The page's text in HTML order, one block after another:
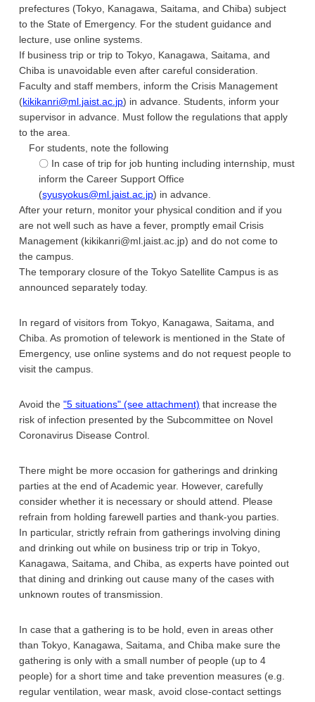
prefectures (Tokyo, Kanagawa, Saitama, and Chiba) subject
to the State of Emergency. For the student guidance and
lecture, use online systems.
If business trip or trip to Tokyo, Kanagawa, Saitama, and
Chiba is unavoidable even after careful consideration.
Faculty and staff members, inform the Crisis Management
(kikikanri@ml.jaist.ac.jp) in advance. Students, inform your
supervisor in advance. Must follow the regulations that apply
to the area.
For students, note the following
〇 In case of trip for job hunting including internship, must
inform the Career Support Office
(syusyokus@ml.jaist.ac.jp) in advance.
After your return, monitor your physical condition and if you
are not well such as have a fever, promptly email Crisis
Management (kikikanri@ml.jaist.ac.jp) and do not come to
the campus.
The temporary closure of the Tokyo Satellite Campus is as
announced separately today.
In regard of visitors from Tokyo, Kanagawa, Saitama, and
Chiba. As promotion of telework is mentioned in the State of
Emergency, use online systems and do not request people to
visit the campus.
Avoid the"5 situations" (see attachment) that increase the
risk of infection presented by the Subcommittee on Novel
Coronavirus Disease Control.
There might be more occasion for gatherings and drinking
parties at the end of Academic year. However, carefully
consider whether it is necessary or should attend. Please
refrain from holding farewell parties and thank-you parties.
In particular, strictly refrain from gatherings involving dining
and drinking out while on business trip or trip in Tokyo,
Kanagawa, Saitama, and Chiba, as experts have pointed out
that dining and drinking out cause many of the cases with
unknown routes of transmission.
In case that a gathering is to be hold, even in areas other
than Tokyo, Kanagawa, Saitama, and Chiba make sure the
gathering is only with a small number of people (up to 4
people) for a short time and take prevention measures (e.g.
regular ventilation, wear mask, avoid close-contact settings